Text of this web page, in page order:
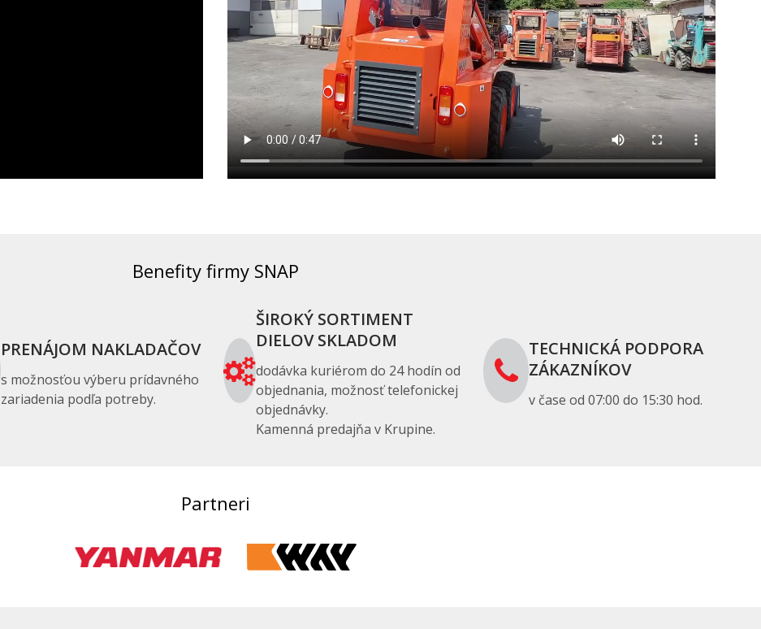
Benefity firmy SNAP
PRENÁJOM NAKLADAČOV
s možnosťou výberu prídavného
zariadenia podľa potreby.
ŠIROKÝ SORTIMENT
DIELOV SKLADOM
dodávka kuriérom do 24 hodín od
objednania, možnosť telefonickej
objednávky.
Kamenná predajňa v Krupine.
TECHNICKÁ PODPORA
ZÁKAZNÍKOV
v čase od 07:00 do 15:30 hod.
Partneri